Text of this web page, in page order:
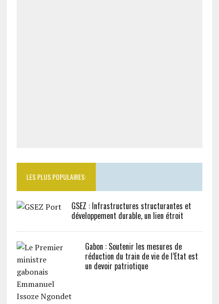
LES PLUS POPULAIRES:
GSEZ : Infrastructures structurantes et
développement durable, un lien étroit
Gabon : Soutenir les mesures de
réduction du train de vie de l’Etat est
un devoir patriotique